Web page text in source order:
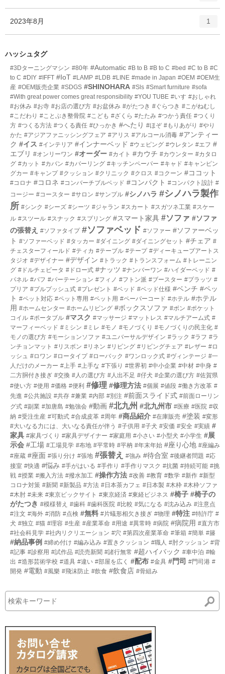
ー
ー
2023年8月
リ
数
1
ハッシュタグ
#3Dターニングマシン #80年 #Automatic #B to B #B to C #bed #C to B #C
to C #DIY #IFFT #IoT #LAMP #LDB #LINE #made in Japan #OEM #OEM生
産 #OEM販売企業 #SDGS #SHINOHARA #Sls #Smart furniture #sofa
#With great power comes great responsibility #YOU TUBE #いす #おしゃれ
#お休み #お寺 #お店の選び方 #お盆休み #がたつき #ぐらつき #こがねむし
#こだわり #ことぶき整骨院 #こども #ざくら #たたみ #つかう責任 #つくり
方 #つくる方法 #つくる責任 #ひっかき #へたり #ほぞ #もりあがり #やり
かた #アジアファニッシングフェア #アリス #アルコール消毒 #アンティー
ク #イス #インテリア #インナーベッド #ウェピング #ウレタン #エフ #
エブリ #オンリーワン #オーダー #カイト #カウチ #カウンター #カタロ
グ #カット #カバン #カバーリング #キッチンペーパー #キャド #キャンピン
グカー #キャンプ #クッション #クリニック #クロス #コクーン #ココット
#コロナ #コロネ #コンバーチブルベッド #コンパクト #コンパクト設計 #
コージー #コースター #サロン #サンプル #シノハラ #シノハラ製作
所 #シンク #シーズ #シーツ #ジャラン #スカート #スガツネ工業 #スケー
ル #スツール #スナック #スプリング #スマート家具 #ソファ #ソファ
の張替え #ソファタイプ #ソファベッド #ソファー #ソファーベッ
ト #ソファーベッド #タッカー #ダイニング #ダイニングセット #チェア #
チェスターフィールド #ティカ #テーブル #テープ #ディーキューブアートス
タジオ #デザイナー #デザイン #トラック #トランスフォーム #トレーニン
グ #ドルチェビータ #ドロー式 #ナッツ #ナンバーワン #ハイダーベッド #
パネル #パフ #パーテーション #フィノ #フトン派 #ブースター #プラッツ #
プリア #プルプッシュ式 #プレゼント #ベッド #ベッド仕様 #ベンチ #ペッ
ト #ペット対応 #ペット専用 #ペット用 #ペーパーコード #ホテル #ホテル
用 #ホームセンター #ホームリビング #ボックスソファ #ボン #ポケット
コイル #ポータブル #マスク #マッサージ #マットレス #マルチアーム式 #
マーフィーベッド #ミシン #ミレ #モノ #モノづくり #モノづくりの民主化 #
モノの選び方 #モーションソファ #ユニバーサルデザイン #ラック #ラフ #ラ
ンチョンマット #リスボン #リネン #リビング #リビングチェア #レザー #ロ
ッシュ #ロワン #ロータイプ #ローバック #ワンロック式 #ヴィンテージ #一
人だけのメーカー #上手 #上手な #下張り #世界初 #中小企業 #中材 #中身 #
二方胴付き接ぎ #交換 #人の選び方 #人出不足 #仔犬 #企業の選び方 #佐賀県
#使い方 #使用 #価格 #便利 #修理 #修理方法 #個展 #値段 #働き方改革 #
先進 #公共施設 #共存 #兼業 #内部 #別注 #前面スライド式 #前面ローリン
グ式 #副業 #加唐島 #勉強会 #動画 #北九州 #北九州市 #医療 #医院 #収
納 #受注生産 #可動式 #合成皮革 #周年 #商品紹介 #在庫販売 #塗装 #変形
#大いなる力には、大いなる責任が伴う #子供用 #子犬 #安価 #安全 #実績 #
家具 #家具づくり #家具デザイナー #家庭用 #小さい #小型犬 #小学生 #展
示会 #工場 #工場見学 #布地 #平常時 #平枘 #年末年始 #座り心地 #座編み
#座蔵 #座面 #張り分け #張地 #張替え #強み #待合室 #後継者問題 #応
接室 #快適 #悩み #手がはいる #手作り #手作りマスク #抗菌 #持続可能 #挑
戦 #授業 #搬入方法 #撥水加工 #操作方法 #改善 #教育 #数学 #新作 #新型
コロナ対策 #新聞 #新製品 #方法 #日本茶カフェ #日本製 #木枠 #木枠ソファ
#木肘 #未来 #東京ビックサイト #東京経済 #東経ビジネス #椅子 #椅子の
がたつき #模様替え #歯科 #歯科医院 #比較 #気になる #沈み込み #注意点
#注文 #海外 #消防 #点検 #無料 #片蟻形相欠き接ぎ #物理 #特注 #特許庁 #
犬 #独立 #猫 #理容 #生産 #産業革命 #用途 #異常時 #病院 #病院用 #直方市
#社会科見学 #社内リクリエーション #穴 #第四次産業革命 #筆箱 #簡単 #籐
#納品事例 #締め付け #編み込み #置きクッション #職人 #肘クッション #背
#記事 #診察用 #試作品 #読売新聞 #諸行無常 #超ハイバック #車中泊 #輸
出 #造形芸術学校 #道具 #違い #部屋を広く #配布 #金具 #門司 #門司港 #
開発 #電動 #風樂 #飛沫防止 #飲食 #飲食店 #骨組み